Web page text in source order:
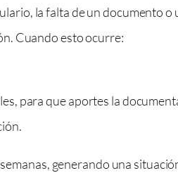
la falta de un documento
Cuando esto ocurre:
para que aportes la
generando una